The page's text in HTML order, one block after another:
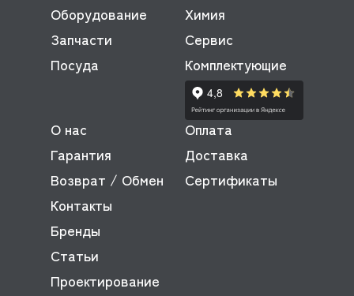
Оборудование
Запчасти
Посуда
Химия
Сервис
Комплектующие
О нас
Оплата
Гарантия
Доставка
Возврат / Обмен
Сертификаты
Контакты
Бренды
Статьи
Проектирование